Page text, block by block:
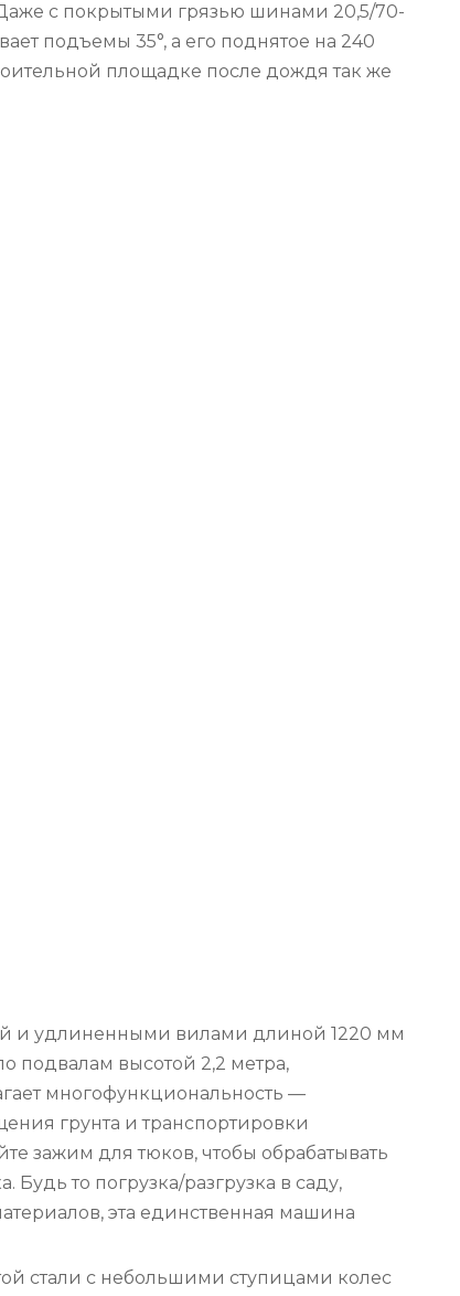
с покрытыми грязью шинами 20,5/70-
подъемы 35°, а его поднятое на 240
площадке после дождя так же
и удлиненными вилами длиной 1220 мм
подвалам высотой 2,2 метра,
многофункциональность —
грунта и транспортировки
зажим для тюков, чтобы обрабатывать
то погрузка/разгрузка в саду,
эта единственная машина
стали с небольшими ступицами колес